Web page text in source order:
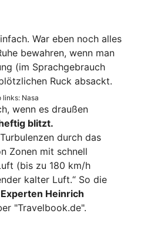
War eben noch alles
bewahren, wenn man
(im Sprachgebrauch
Ruck absackt.
links: Nasa
wenn es draußen
blitzt.
durch das
Zonen mit schnell
(bis zu 180 km/h
kalter Luft.“ So die
Heinrich
"Travelbook.de".